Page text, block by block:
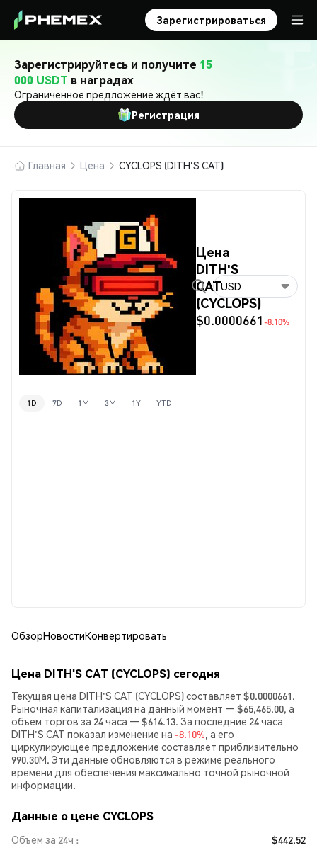
Зарегистрироваться
Зарегистрируйтесь и получите 15
000 USDT в наградах
Ограниченное предложение ждёт вас!
Регистрация
Главная Цена CYCLOPS (DITH'S CAT)
Цена
DITH'S
CAT
(CYCLOPS)
$0.0000661 -8.10%
USD
1D 7D 1M 3M 1Y YTD
ОбзорНовостиКонвертировать
Цена DITH'S CAT (CYCLOPS) сегодня
Текущая цена DITH'S CAT (CYCLOPS) составляет $0.0000661.
Рыночная капитализация на данный момент — $65,465.00, а
объем торгов за 24 часа — $614.13. За последние 24 часа
DITH'S CAT показал изменение на -8.10%, а его
циркулирующее предложение составляет приблизительно
990.30M. Эти данные обновляются в режиме реального
времени для обеспечения максимально точной рыночной
информации.
Данные о цене CYCLOPS
Объем за 24ч
$442.52